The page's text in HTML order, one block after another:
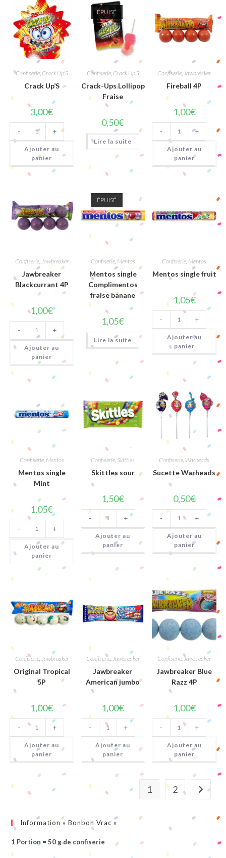
Confiserie, Crack Up'S
Crack Up’S
3,00€
quantité
de
Crack
Up'S
- +
Ajouter au
panier
ÉPUISÉ
Confiserie, Crack Up'S
Crack-Ups Lollipop
Fraise
0,50€
Lire la suite
Confiserie Jawbreaker
Fireball 4P
1,00€
quantité
de
Fireball
4P
- +
Ajouter au
panier
Confiserie, Jawbreaker
Jawbreaker
Blackcurrant 4P
1,00€
quantité
de
Jawbreaker
Blackcurrant
4P
- +
Ajouter au
panier
ÉPUISÉ
Confiserie, Mentos
Mentos single
Complimentos
fraise banane
1,05€
Lire la suite
Confiserie Mentos
Mentos single fruit
1,05€
quantité
de
Mentos
single
fruit
- +
Ajouter au
panier
Confiserie, Mentos
Mentos single
Mint
1,05€
quantité
de
Mentos
single
Mint
- +
Ajouter au
panier
Confiserie Skittles
Skittles sour
1,50€
quantité
de
Skittles
sour
- +
Ajouter au
panier
Confiserie Warheads
Sucette Warheads
0,50€
quantité
de
Sucette
Warheads
- +
Ajouter au
panier
Confiserie, Jawbreaker
Original Tropical
5P
1,00€
quantité
de
Original
Tropical
5P
- +
Ajouter au
panier
Confiserie, Jawbreaker
Jawbreaker
American jumbo
1,00€
quantité
de
Jawbreaker
American
jumbo
- +
Ajouter au
panier
Confiserie ,Jawbreaker
Jawbreaker Blue
Razz 4P
1,00€
quantité
de
Jawbreaker
Blue
Razz
4P
- +
Ajouter au
panier
1 2
Information « Bonbon Vrac »
1 Portion = 50 g de confiserie